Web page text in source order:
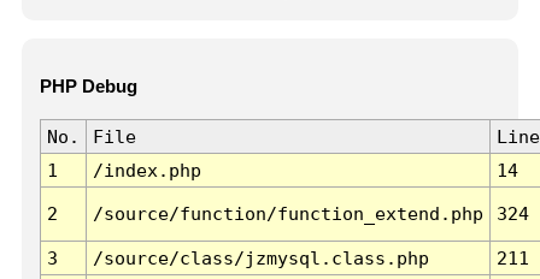
PHP Debug
No. File
Line
1
/index.php 14
2 /source/function/function_extend.php 324
3 /source/class/jzmysql.class.php
211